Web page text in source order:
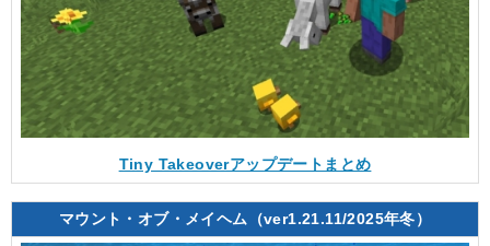
Tiny Takeoverアップデートまとめ
マウント・オブ・メイヘム（ver1.21.11/2025年冬）